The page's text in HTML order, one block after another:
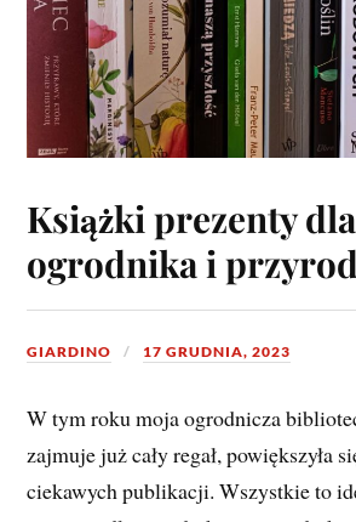
Książki prezenty dla
ogrodnika i
GIARDINO 17 GRUDNIA, 2023
W tym roku moja ogrodnicza
zajmuje już cały regał, powiększyła
ciekawych publikacji. Wszystkie to